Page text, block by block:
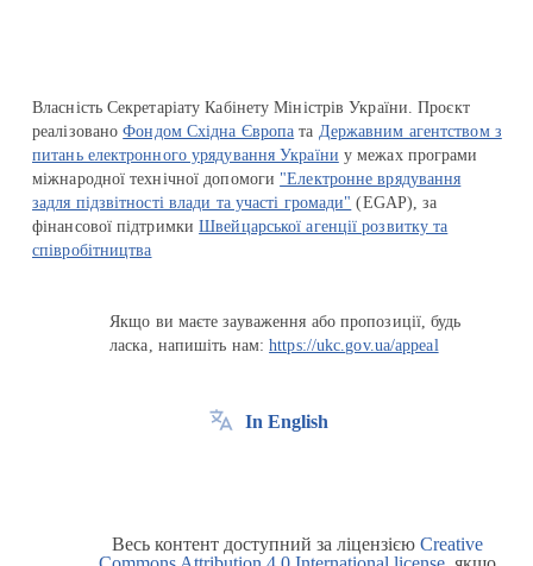
Власність Секретаріату Кабінету Міністрів України. Проєкт
реалізованоФондом Східна Європа та Державним агентством з
питань електронного урядування України у межах програми
міжнародної технічної допомоги "Електронне врядування
задля підзвітності влади та участі громади" (EGAP), за
фінансової підтримкиШвейцарської агенції розвитку та
співробітництва
Якщо ви маєте зауваження або пропозиції, будь
ласка, напишіть нам:https://ukc.gov.ua/appeal
In English
Весь контент доступний за ліцензією Creative